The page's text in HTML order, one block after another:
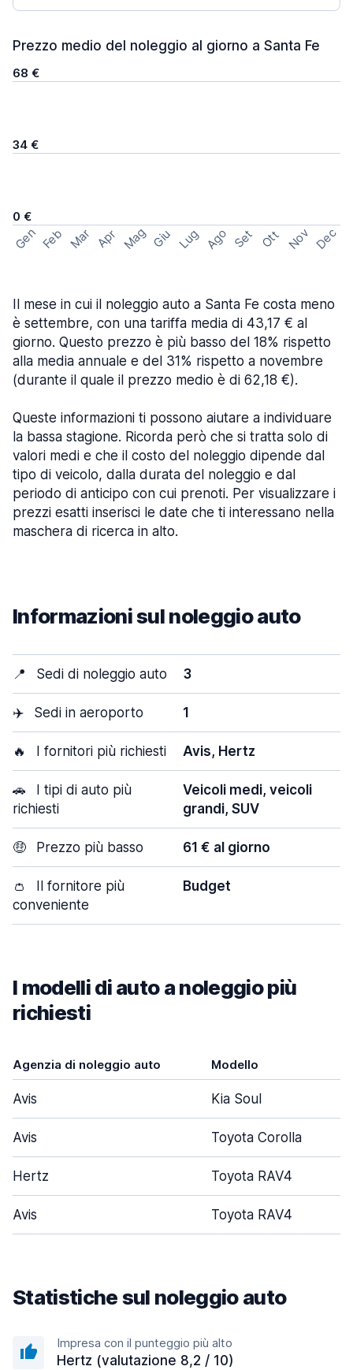
Prezzo medio del noleggio al giorno a Santa Fe
68 €
34 €
0 €
Gen Feb Mar Apr Mag Giu Lug Ago Set Ott Nov Dec
Il mese in cui il noleggio auto a Santa Fe costa meno
è settembre, con una tariffa media di 43,17 € al
giorno. Questo prezzo è più basso del 18% rispetto
alla media annuale e del 31% rispetto a novembre
(durante il quale il prezzo medio è di 62,18 €).
Queste informazioni ti possono aiutare a individuare
la bassa stagione. Ricorda però che si tratta solo di
valori medi e che il costo del noleggio dipende dal
tipo di veicolo, dalla durata del noleggio e dal
periodo di anticipo con cui prenoti. Per visualizzare i
prezzi esatti inserisci le date che ti interessano nella
maschera di ricerca in alto.
Informazioni sul noleggio auto
📍 Sedi di noleggio auto 3
✈️ Sedi in aeroporto 1
🔥 I fornitori più richiesti Avis, Hertz
🚗
I tipi di auto più
richiesti
Veicoli medi, veicoli
grandi, SUV
🤑 Prezzo più basso 61 € al giorno
👛
Il fornitore più
conveniente
Budget
I modelli di auto a noleggio più
richiesti
Agenzia di noleggio auto Modello
Avis Kia Soul
Avis Toyota Corolla
Hertz Toyota RAV4
Avis Toyota RAV4
Statistiche sul noleggio auto
Impresa con il punteggio più alto
Hertz (valutazione 8,2 / 10)